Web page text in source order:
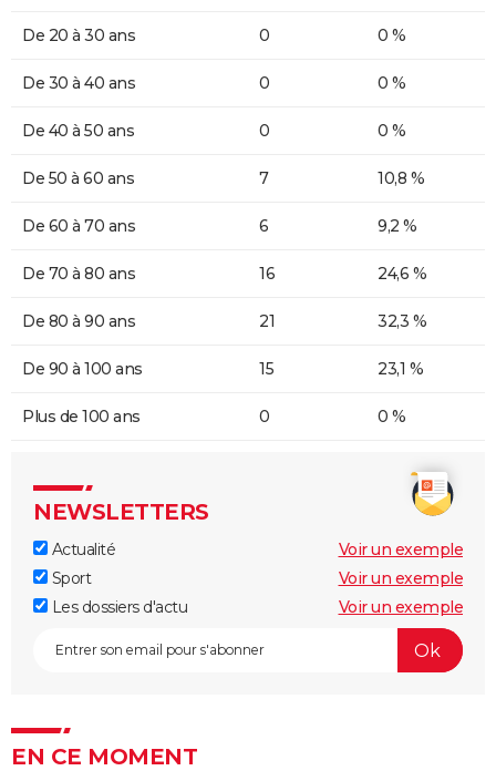
De 20 à 30 ans 0 0 %
De 30 à 40 ans 0 0 %
De 40 à 50 ans 0 0 %
De 50 à 60 ans 7 10,8 %
De 60 à 70 ans 6 9,2 %
De 70 à 80 ans 16 24,6 %
De 80 à 90 ans 21 32,3 %
De 90 à 100 ans 15 23,1 %
Plus de 100 ans 0 0 %
NEWSLETTERS
Actualité
Voir un exemple
Sport
Voir un exemple
Les dossiers d'actu
Voir un exemple
EN CE MOMENT